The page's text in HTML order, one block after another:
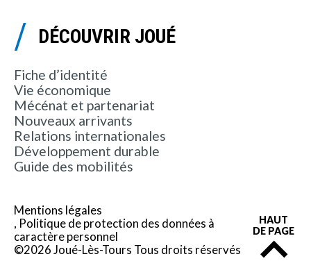
DÉCOUVRIR JOUÉ
Fiche d’identité
Vie économique
Mécénat et partenariat
Nouveaux arrivants
Relations internationales
Développement durable
Guide des mobilités
Mentions légales
Politique de protection des données à
caractère personnel
©2026 Joué-Lès-Tours Tous droits réservés
HAUT
DE PAGE